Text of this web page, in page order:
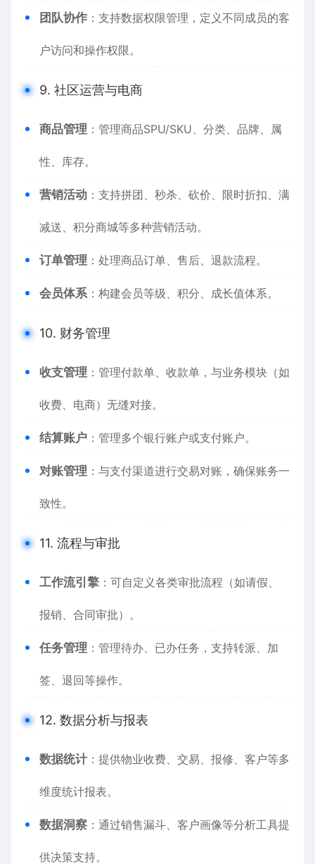
团队协作 ：支持数据权限管理，定义不同成员的客
户访问和操作权限。
9. 社区运营与电商
商品管理 ：管理商品SPU/SKU、分类、品牌、属
性、库存。
营销活动 ：支持拼团、秒杀、砍价、限时折扣、满
减送、积分商城等多种营销活动。
订单管理 ：处理商品订单、售后、退款流程。
会员体系：构建会员等级、积分、成长值体系。
10. 财务管理
收支管理 ：管理付款单、收款单，与业务模块（如
收费、电商）无缝对接。
结算账户 ：管理多个银行账户或支付账户。
对账管理 ：与支付渠道进行交易对账，确保账务一
致性。
11. 流程与审批
工作流引擎 ：可自定义各类审批流程（如请假、
报销、合同审批）。
任务管理 ：管理待办、已办任务，支持转派、加
签、退回等操作。
12. 数据分析与报表
数据统计 ：提供物业收费、交易、报修、客户等多
维度统计报表。
数据洞察 ：通过销售漏斗、客户画像等分析工具提
供决策支持。